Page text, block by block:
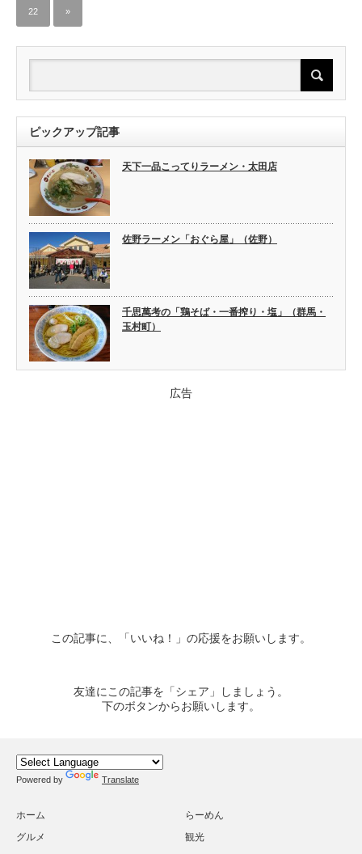
22 »
ピックアップ記事
天下一品こってりラーメン・太田店
佐野ラーメン「おぐら屋」（佐野）
千思萬考の「鶏そば・一番搾り・塩」（群馬・
玉村町）
広告
この記事に、「いいね！」の応援をお願いします。
友達にこの記事を「シェア」しましょう。
下のボタンからお願いします。
Powered by Translate
ホーム
らーめん
グルメ
観光